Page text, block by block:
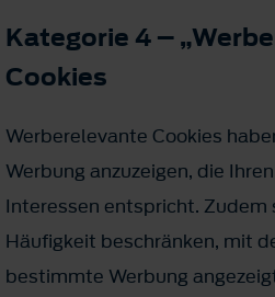
Kategorie 4 –
Cookies
Werberelevante Cookies
Werbung anzuzeigen, die
Interessen entspricht. Zudem
Häufigkeit beschränken, mit
bestimmte Werbung